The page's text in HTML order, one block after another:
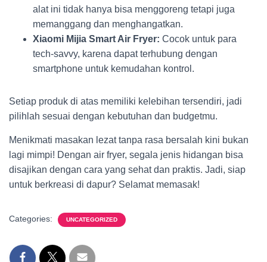
alat ini tidak hanya bisa menggoreng tetapi juga
memanggang dan menghangatkan.
Xiaomi Mijia Smart Air Fryer: Cocok untuk para
tech-savvy, karena dapat terhubung dengan
smartphone untuk kemudahan kontrol.
Setiap produk di atas memiliki kelebihan tersendiri, jadi
pilihlah sesuai dengan kebutuhan dan budgetmu.
Menikmati masakan lezat tanpa rasa bersalah kini bukan
lagi mimpi! Dengan air fryer, segala jenis hidangan bisa
disajikan dengan cara yang sehat dan praktis. Jadi, siap
untuk berkreasi di dapur? Selamat memasak!
Categories: UNCATEGORIZED